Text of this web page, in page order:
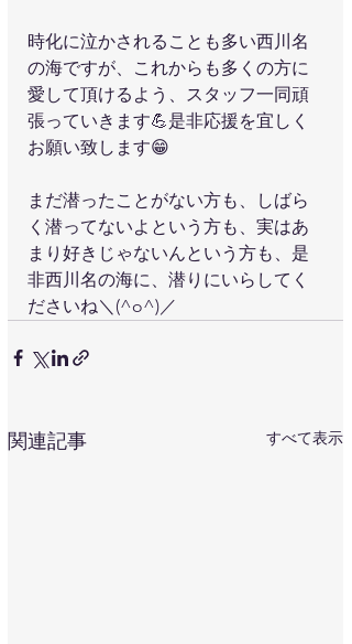
時化に泣かされることも多い西川名
の海ですが、これからも多くの方に
愛して頂けるよう、スタッフ一同頑
張っていきます💪是非応援を宜しく
お願い致します😁
まだ潜ったことがない方も、しばら
く潜ってないよという方も、実はあ
まり好きじゃないんという方も、是
非西川名の海に、潜りにいらしてく
ださいね＼(^o^)／
関連記事 すべて表示